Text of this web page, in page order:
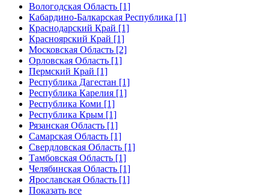
Вологодская Область [1]
Кабардино-Балкарская Республика [1]
Краснодарский Край [1]
Красноярский Край [1]
Московская Область [2]
Орловская Область [1]
Пермский Край [1]
Республика Дагестан [1]
Республика Карелия [1]
Республика Коми [1]
Республика Крым [1]
Рязанская Область [1]
Самарская Область [1]
Свердловская Область [1]
Тамбовская Область [1]
Челябинская Область [1]
Ярославская Область [1]
Показать все